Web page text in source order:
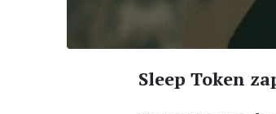
Sleep Token